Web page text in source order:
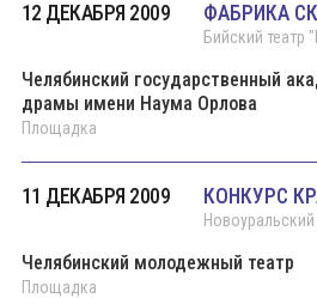
12 ДЕКАБРЯ 2009 ФАБРИКА
Бийский театр
Челябинский государственный
драмы имени Наума Орлова
Площадка
11 ДЕКАБРЯ 2009 КОНКУРС
Новоуральский
Челябинский молодежный театр
Площадка